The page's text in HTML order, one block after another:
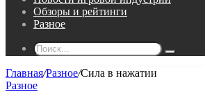
Обзоры и рейтинги
Разное
Поиск...
Главная/Разное/Сила в нажатии
Разное